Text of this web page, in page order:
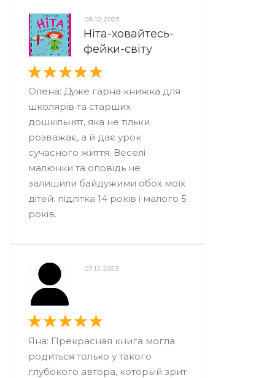
08.12.2023
Ніта-ховайтесь-
фейки-світу
Олена: Дуже гарна книжка для
школярів та старших
дошкільнят, яка не тільки
розважає, а й дає урок
сучасного життя. Веселі
малюнки та оповідь не
залишили байдужими обох моїх
дітей: підлітка 14 років і малого 5
років.
07.12.2023
Яна: Прекрасная книга могла
родиться только у такого
глубокого автора, который зрит